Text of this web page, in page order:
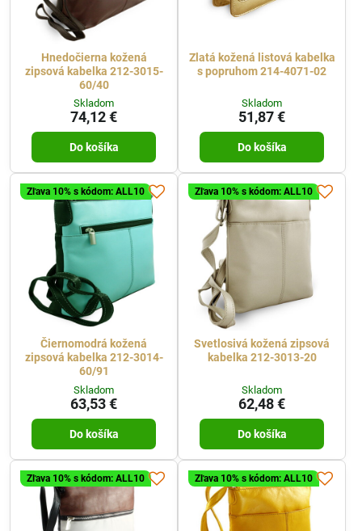
Hnedočierna kožená
zipsová kabelka 212-3015-
60/40
Skladom
74,12 €
Do košíka
Zlatá kožená listová kabelka
s popruhom 214-4071-02
Skladom
51,87 €
Do košíka
Zľava 10% s kódom: ALL10
Čiernomodrá kožená
zipsová kabelka 212-3014-
60/91
Skladom
63,53 €
Do košíka
Zľava 10% s kódom: ALL10
Svetlosivá kožená zipsová
kabelka 212-3013-20
Skladom
62,48 €
Do košíka
Zľava 10% s kódom: ALL10 Zľava 10% s kódom: ALL10